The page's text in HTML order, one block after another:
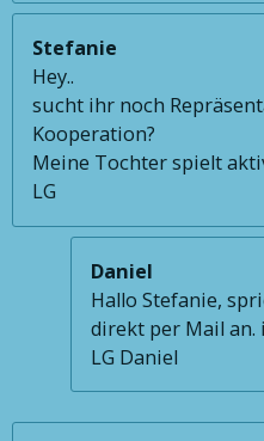
Stefanie
Hey..
sucht ihr noch
Kooperation?
Meine Tochter spielt
LG
Daniel
Hallo Stefanie,
direkt per Mail an.
LG Daniel